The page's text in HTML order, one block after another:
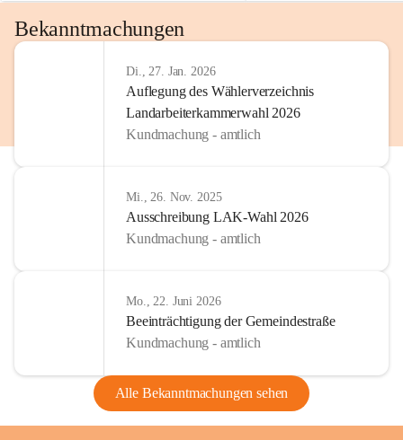
Bekanntmachungen
Di., 27. Jan. 2026
Auflegung des Wählerverzeichnis
Landarbeiterkammerwahl 2026
Kundmachung - amtlich
Mi., 26. Nov. 2025
Ausschreibung LAK-Wahl 2026
Kundmachung - amtlich
Mo., 22. Juni 2026
Beeinträchtigung der Gemeindestraße
Kundmachung - amtlich
Alle Bekanntmachungen sehen